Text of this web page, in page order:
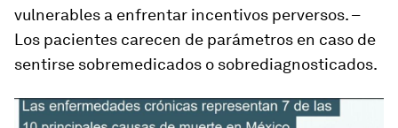
vulnerables a enfrentar incentivos perversos. –
Los pacientes carecen de parámetros en caso de
sentirse sobremedicados o sobrediagnosticados.